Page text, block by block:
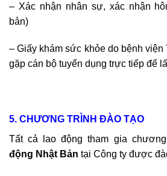
– Xác nhận nhân sự, xác nhận
bản)
– Giấy khám sức khỏe do bệnh viện
gặp cán bộ tuyển dụng trực tiếp để
5. CHƯƠNG TRÌNH ĐÀO TẠO
Tất cả lao động tham gia
động Nhật Bản tại Công ty được